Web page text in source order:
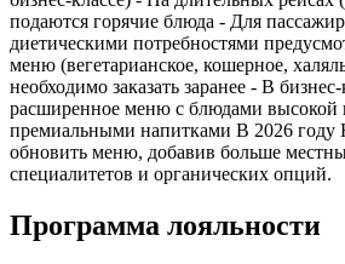
подаются горячие блюда - Для
диетическими потребностями
меню (вегетарианское, кошерное,
необходимо заказать заранее - В бизнес-
расширенное меню с блюдами высокой
премиальными напитками В 2026 году
обновить меню, добавив больше
специалитетов и органических опций.
Программа лояльности